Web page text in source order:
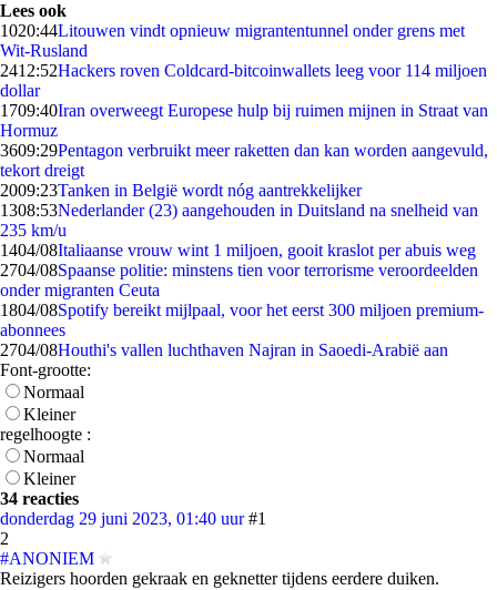
Lees ook
1020:44Litouwen vindt opnieuw migrantentunnel onder grens met
Wit-Rusland
2412:52Hackers roven Coldcard-bitcoinwallets leeg voor 114 miljoen
dollar
1709:40Iran overweegt Europese hulp bij ruimen mijnen in Straat van
Hormuz
3609:29Pentagon verbruikt meer raketten dan kan worden aangevuld,
tekort dreigt
2009:23Tanken in België wordt nóg aantrekkelijker
1308:53Nederlander (23) aangehouden in Duitsland na snelheid van
235 km/u
1404/08Italiaanse vrouw wint 1 miljoen, gooit kraslot per abuis weg
2704/08Spaanse politie: minstens tien voor terrorisme veroordeelden
onder migranten Ceuta
1804/08Spotify bereikt mijlpaal, voor het eerst 300 miljoen premium-
abonnees
2704/08Houthi's vallen luchthaven Najran in Saoedi-Arabië aan
Font-grootte:
Normaal
Kleiner
regelhoogte :
Normaal
Kleiner
34 reacties
donderdag 29 juni 2023, 01:40 uur #1
2
#ANONIEM
Reizigers hoorden gekraak en geknetter tijdens eerdere duiken.